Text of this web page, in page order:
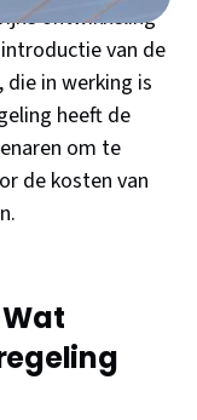
ontwikkeling
van de
die in werking is
heeft de
om te
de kosten van